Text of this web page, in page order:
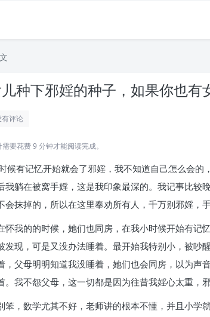
种下邪婬的种子，如果你也
有评论
要花费 9 分钟才能阅读完成。
候有记忆开始就会了邪婬，我不知道自己怎么会
我躺在被窝手婬，这是我印象最深的。我记事比
抹掉的，所以在这里奉劝所有人，千万别邪婬，手
怀我的的时候，她们也同房，在我小时候开始有
发现，可是又没办法睡着。最开始我特别小，被
，父母明明知道我没睡着，她们也会同房，以为声
。我不怨父母，这一切都是因为往昔我婬心太重，
笨，数学尤其不好，老师讲的根本不懂，并且小